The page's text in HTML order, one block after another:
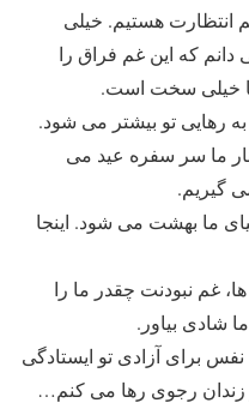
هستیم. خیلی
دانم که این غم فراق را
ما خیلی سخت است.
رهایی تو بیشتر می شود.
ما سر سفره عید می
گیریم.
ما بهشت می شود. اینجا
ها، غم نبودنت چقدر ما را
شادی بیاور.
برای آزادی تو ایستادگی
زندان رجوی رها می کنم…